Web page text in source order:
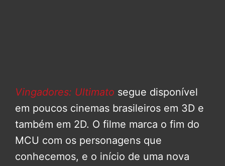
Vingadores: Ultimato segue disponível
em poucos cinemas brasileiros em 3D e
também em 2D. O filme marca o fim do
MCU com os personagens que
conhecemos, e o início de uma nova